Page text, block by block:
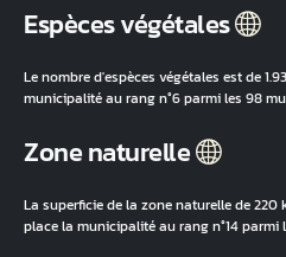
Espèces végétales
Le nombre d'espèces végétales est de
municipalité au rang n°6 parmi les 98
Zone naturelle
La superficie de la zone naturelle de 220
place la municipalité au rang n°14